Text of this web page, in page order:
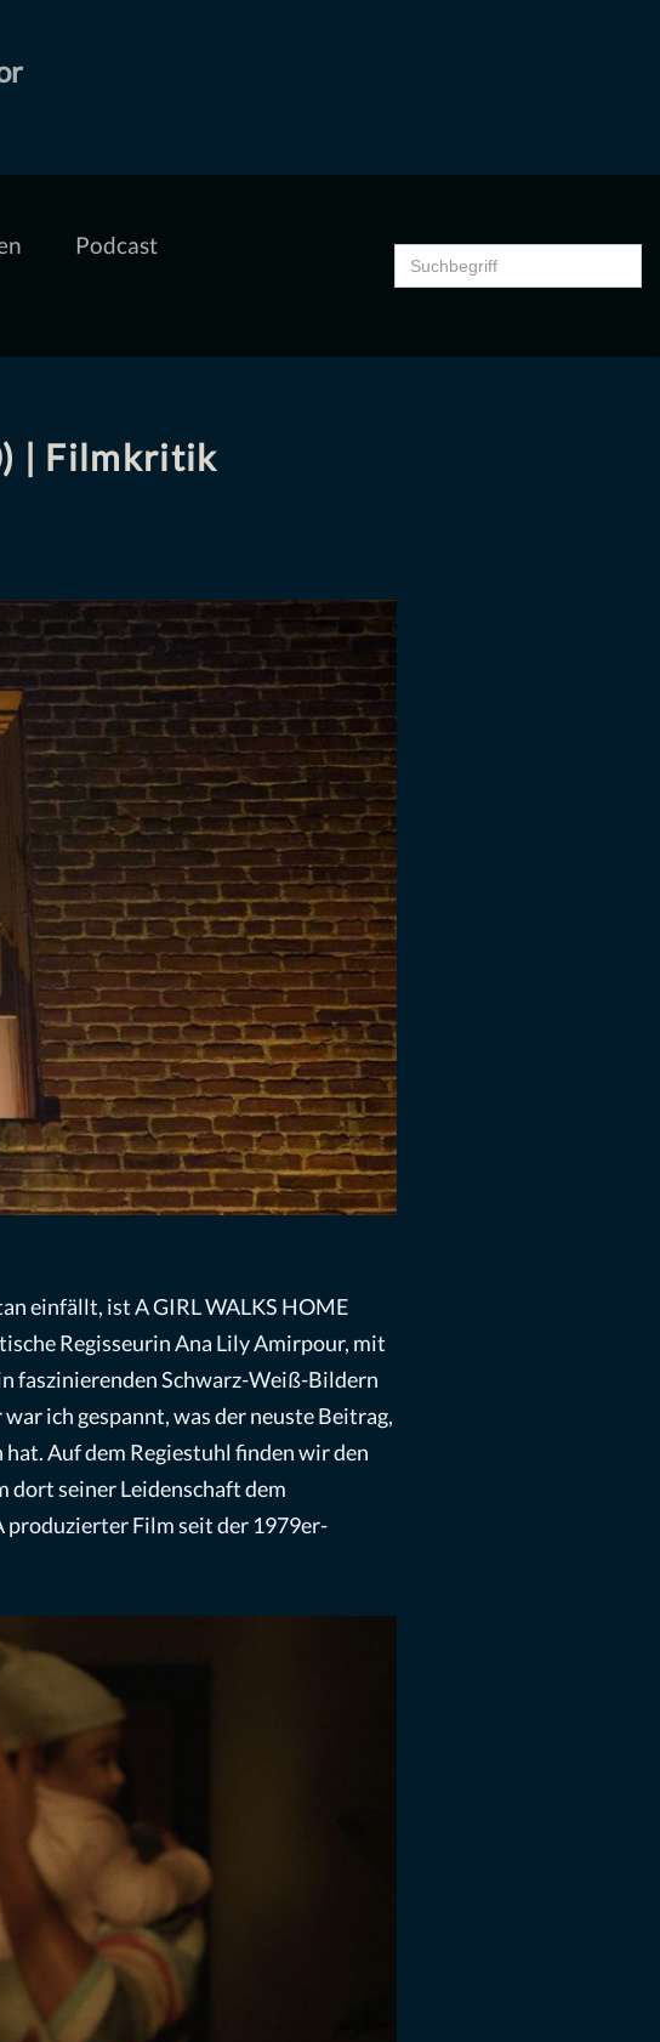
Podcast
Search
for:
| Filmkritik
einfällt, ist A GIRL WALKS HOME
Regisseurin Ana Lily Amirpour, mit
faszinierenden Schwarz-Weiß-Bildern
ich gespannt, was der neuste Beitrag,
hat. Auf dem Regiestuhl finden wir den
dort seiner Leidenschaft dem
produzierter Film seit der 1979er-